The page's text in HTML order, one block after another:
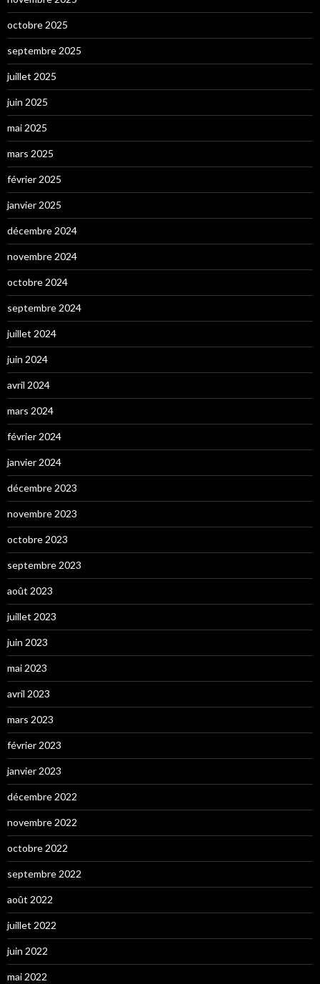
octobre 2025
septembre 2025
juillet 2025
juin 2025
mai 2025
mars 2025
février 2025
janvier 2025
décembre 2024
novembre 2024
octobre 2024
septembre 2024
juillet 2024
juin 2024
avril 2024
mars 2024
février 2024
janvier 2024
décembre 2023
novembre 2023
octobre 2023
septembre 2023
août 2023
juillet 2023
juin 2023
mai 2023
avril 2023
mars 2023
février 2023
janvier 2023
décembre 2022
novembre 2022
octobre 2022
septembre 2022
août 2022
juillet 2022
juin 2022
mai 2022